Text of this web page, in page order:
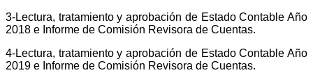
3-Lectura, tratamiento y aprobación de Estado Contable Año
2018 e Informe de Comisión Revisora de Cuentas.
4-Lectura, tratamiento y aprobación de Estado Contable Año
2019 e Informe de Comisión Revisora de Cuentas.